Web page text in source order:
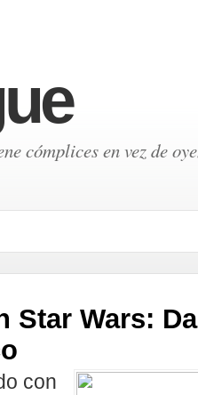
cómplices en vez de
Star Wars:
con